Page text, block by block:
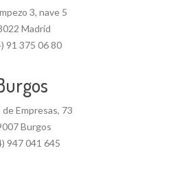
3, nave 5
Madrid
91 375 06 80
Empresas, 73
Burgos
947 041 645